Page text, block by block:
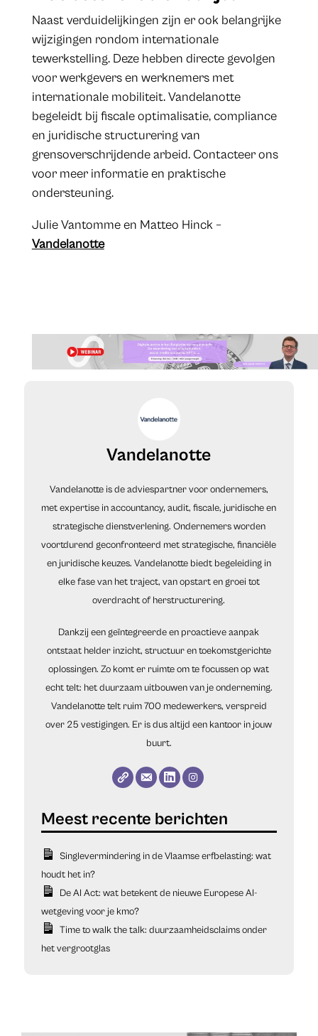
Naast verduidelijkingen zijn er ook belangrijke
wijzigingen rondom internationale
tewerkstelling. Deze hebben directe gevolgen
voor werkgevers en werknemers met
internationale mobiliteit. Vandelanotte
begeleidt bij fiscale optimalisatie, compliance
en juridische structurering van
grensoverschrijdende arbeid. Contacteer ons
voor meer informatie en praktische
ondersteuning.
​​​​​Julie Vantomme en Matteo Hinck –
Vandelanotte
Vandelanotte
Vandelanotte is de adviespartner voor ondernemers,
met expertise in accountancy, audit, fiscale, juridische en
strategische dienstverlening. Ondernemers worden
voortdurend geconfronteerd met strategische, financiële
en juridische keuzes. Vandelanotte biedt begeleiding in
elke fase van het traject, van opstart en groei tot
overdracht of herstructurering.
Dankzij een geïntegreerde en proactieve aanpak
ontstaat helder inzicht, structuur en toekomstgerichte
oplossingen. Zo komt er ruimte om te focussen op wat
echt telt: het duurzaam uitbouwen van je onderneming.
Vandelanotte telt ruim 700 medewerkers, verspreid
over 25 vestigingen. Er is dus altijd een kantoor in jouw
buurt.
Singlevermindering in de Vlaamse erfbelasting: wat
houdt het in?
De AI Act: wat betekent de nieuwe Europese AI-
wetgeving voor je kmo?
Time to walk the talk: duurzaamheidsclaims onder
het vergrootglas